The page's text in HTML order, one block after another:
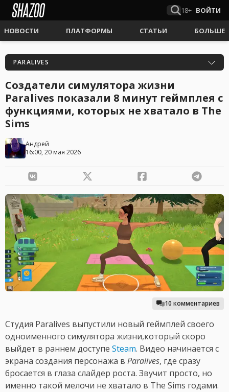
18+ ВОЙТИ
НОВОСТИ ПЛАТФОРМЫ СТАТЬИ БОЛЬШЕ
PARALIVES
Создатели симулятора жизни
Paralives показали 8 минут геймплея с
функциями, которых не хватало в The
Sims
Андрей
16:00, 20 мая 2026
10 комментариев
Студия Paralives выпустили новый геймплей своего
одноименного симулятора жизни,который скоро
выйдет в раннем доступе Steam. Видео начинается с
экрана создания персонажа в Paralives, где сразу
бросается в глаза слайдер роста. Звучит просто, но
именно такой мелочи не хватало в The Sims годами.